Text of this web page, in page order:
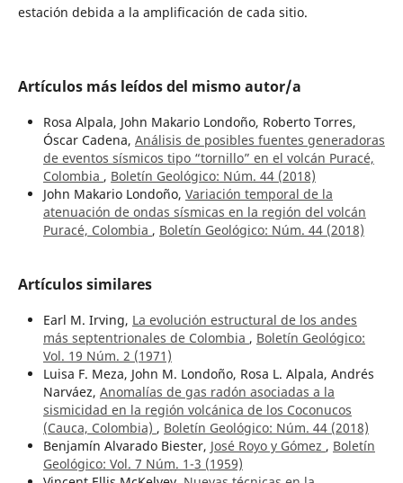
estación debida a la amplificación de cada sitio.
Artículos más leídos del mismo autor/a
Rosa Alpala, John Makario Londoño, Roberto Torres,
Óscar Cadena, Análisis de posibles fuentes generadoras
de eventos sísmicos tipo “tornillo” en el volcán Puracé,
Colombia , Boletín Geológico: Núm. 44 (2018)
John Makario Londoño, Variación temporal de la
atenuación de ondas sísmicas en la región del volcán
Puracé, Colombia , Boletín Geológico: Núm. 44 (2018)
Artículos similares
Earl M. Irving, La evolución estructural de los andes
más septentrionales de Colombia , Boletín Geológico:
Vol. 19 Núm. 2 (1971)
Luisa F. Meza, John M. Londoño, Rosa L. Alpala, Andrés
Narváez, Anomalías de gas radón asociadas a la
sismicidad en la región volcánica de los Coconucos
(Cauca, Colombia) , Boletín Geológico: Núm. 44 (2018)
Benjamín Alvarado Biester, José Royo y Gómez , Boletín
Geológico: Vol. 7 Núm. 1-3 (1959)